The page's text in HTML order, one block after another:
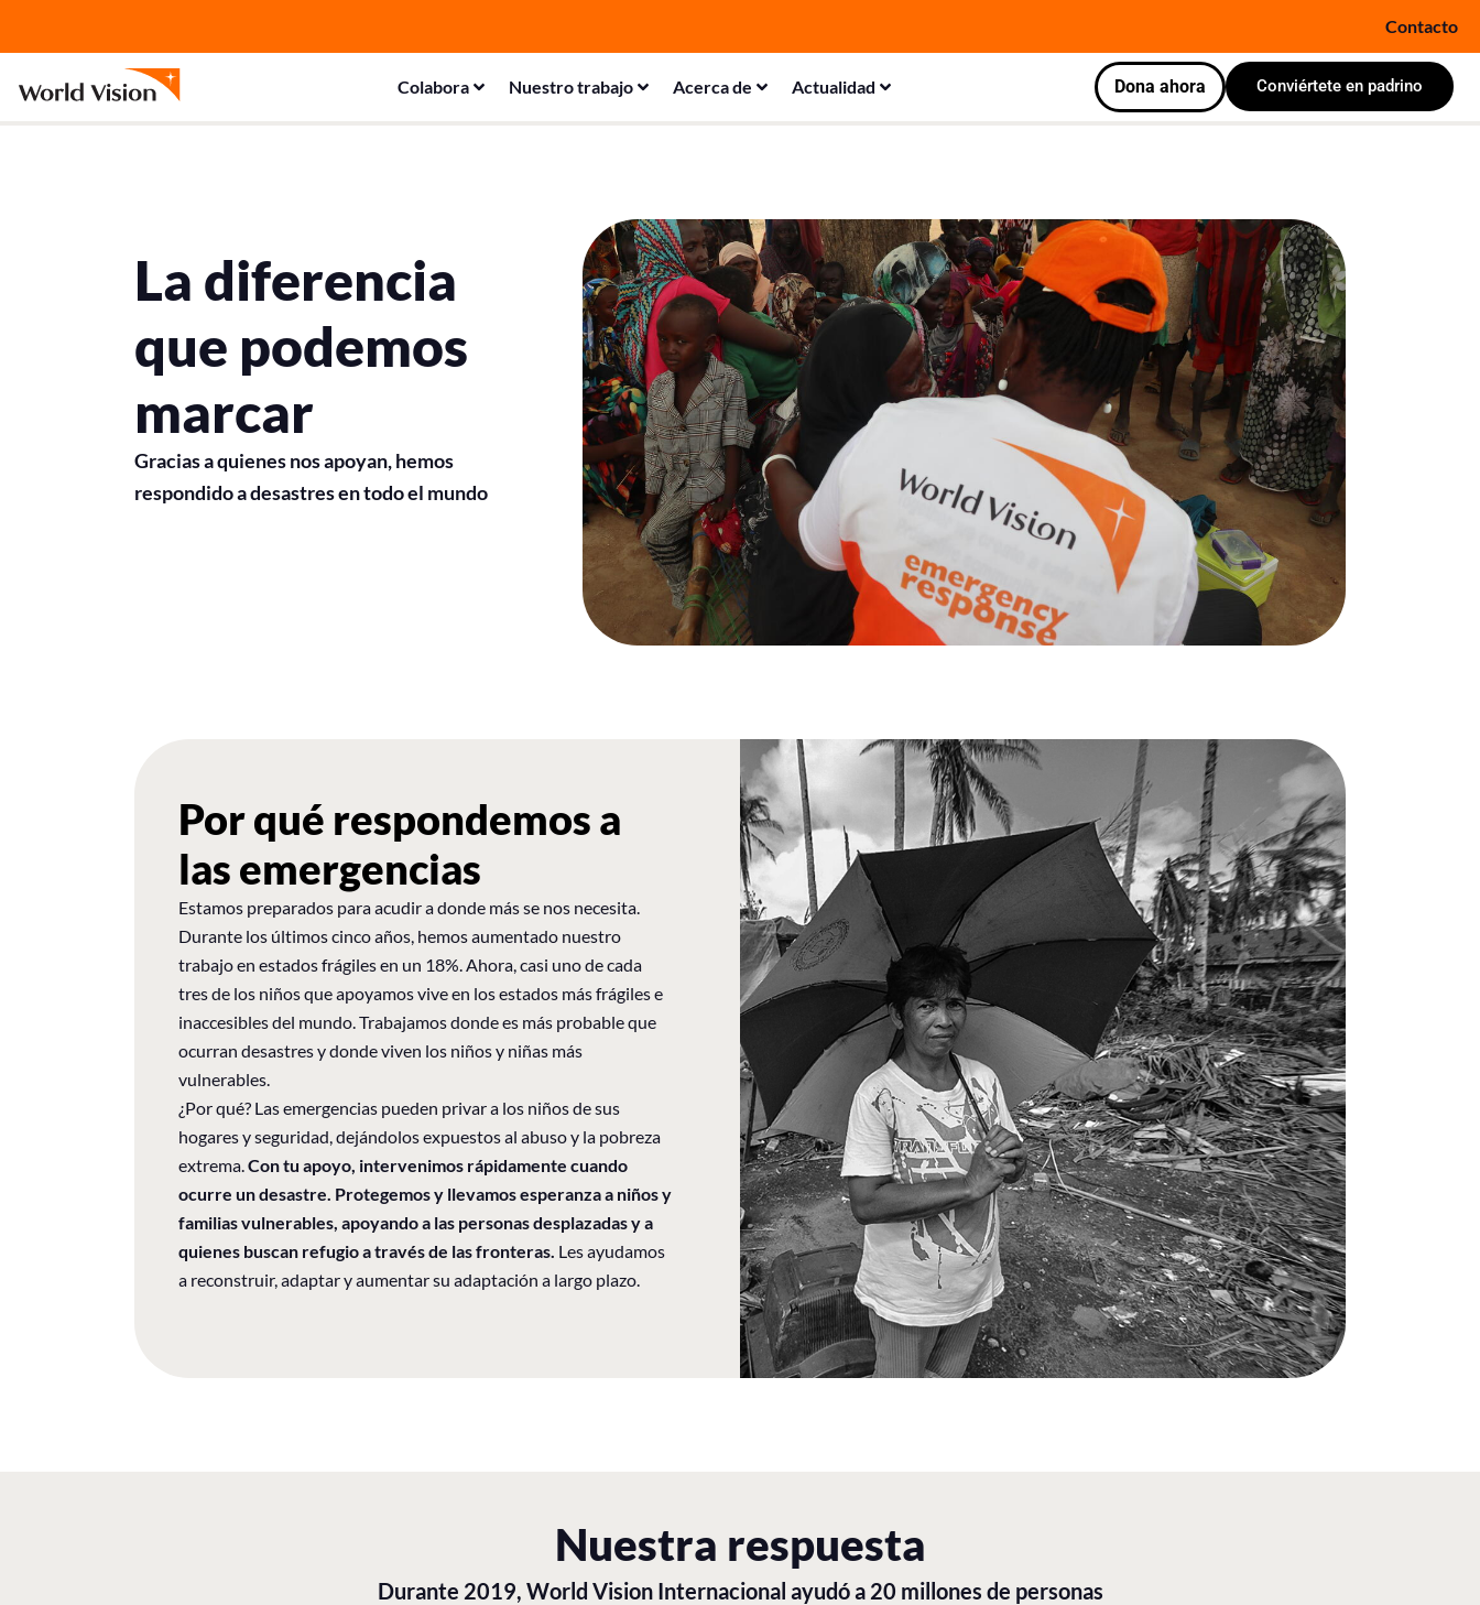
Contacto
Colabora Nuestro trabajo Acerca de Actualidad Dona ahora Conviértete en padrino
La diferencia
que podemos
marcar
Gracias a quienes nos apoyan, hemos
respondido a desastres en todo el mundo
Por qué respondemos a
las emergencias
Estamos preparados para acudir a donde más se nos necesita.
Durante los últimos cinco años, hemos aumentado nuestro
trabajo en estados frágiles en un 18%. Ahora, casi uno de cada
tres de los niños que apoyamos vive en los estados más frágiles e
inaccesibles del mundo. Trabajamos donde es más probable que
ocurran desastres y donde viven los niños y niñas más
vulnerables.
¿Por qué? Las emergencias pueden privar a los niños de sus
hogares y seguridad, dejándolos expuestos al abuso y la pobreza
extrema.Con tu apoyo, intervenimos rápidamente cuando
ocurre un desastre. Protegemos y llevamos esperanza a niños y
familias vulnerables, apoyando a las personas desplazadas y a
quienes buscan refugio a través de las fronteras. Les ayudamos
a reconstruir, adaptar y aumentar su adaptación a largo plazo.
Nuestra respuesta
Durante 2019, World Vision Internacional ayudó a 20 millones de personas